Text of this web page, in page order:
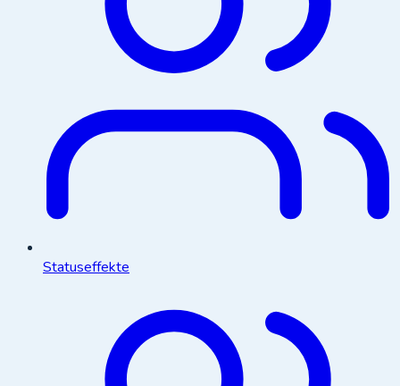
Statuseffekte